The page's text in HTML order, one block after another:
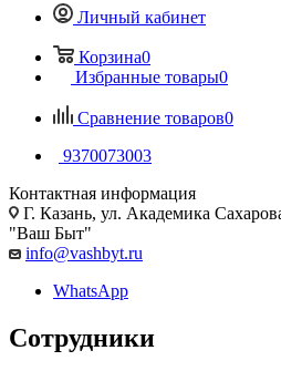
Личный кабинет
Корзина0
Избранные товары0
Сравнение товаров0
9370073003
Контактная информация
Г. Казань, ул. Академика
"Ваш Быт"
info@vashbyt.ru
WhatsApp
Сотрудники